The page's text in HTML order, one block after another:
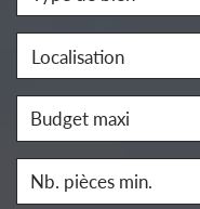
Localisation